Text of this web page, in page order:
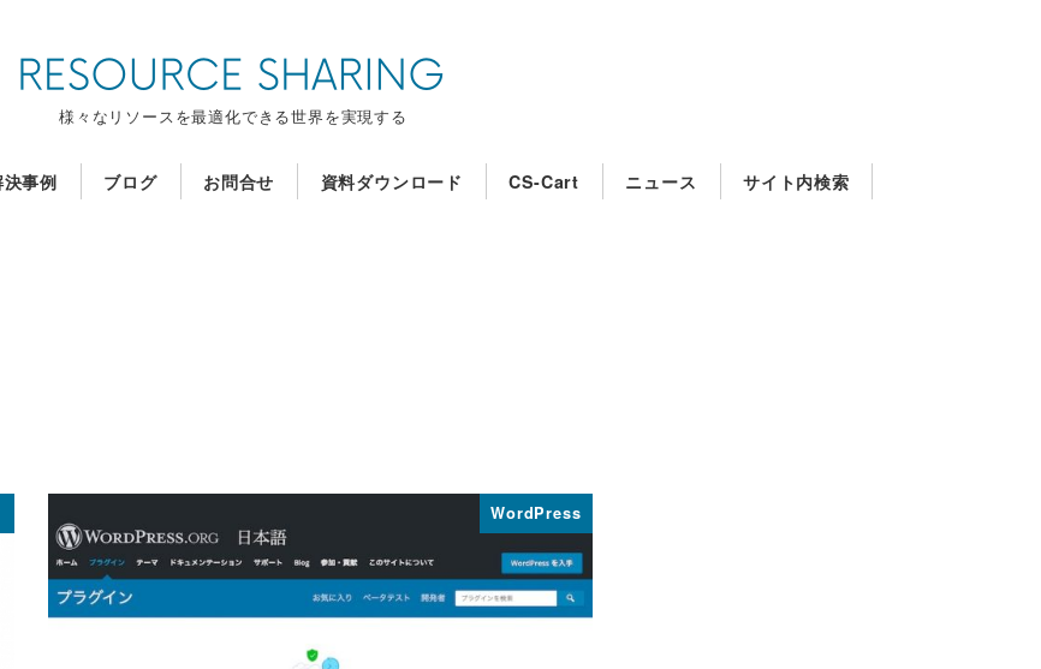
様々なリソースを最適化できる世界を実現する
事例 ブログ お問合せ 資料ダウンロード CS-Cart ニュース サイト内検索
WordPress